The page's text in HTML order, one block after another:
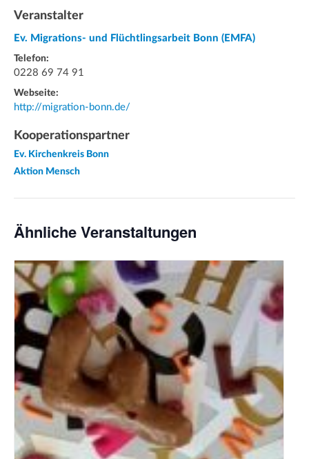
Veranstalter
Ev. Migrations- und Flüchtlingsarbeit Bonn (EMFA)
Telefon:
0228 69 74 91
Webseite:
http://migration-bonn.de/
Kooperationspartner
Ev. Kirchenkreis Bonn
Aktion Mensch
Ähnliche Veranstaltungen